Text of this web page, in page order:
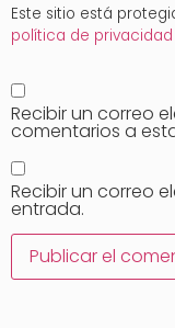
Este sitio está
política de privacidad
Recibir un correo
comentarios a
Recibir un correo
entrada.